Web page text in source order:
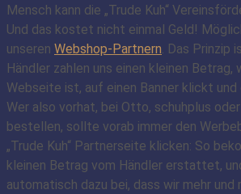
Mensch kann die „Trude Kuh“
Und das kostet nicht einmal Geld!
unseren Webshop-Partnern. Das Prinzip
Händler zahlen uns einen kleinen Betrag,
Webseite ist, auf einen Banner klickt
Wer also vorhat, bei Otto, schuhplus
bestellen, sollte vorab immer den
„Trude Kuh“ Partnerseite klicken: So
kleinen Betrag vom Händler erstattet,
automatisch dazu bei, dass wir mehr und